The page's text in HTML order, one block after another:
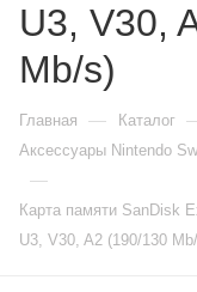
U3, V30,
Mb/s)
Главная — Каталог
Аксессуары Nintendo
—
Карта памяти SanDisk
U3, V30, A2 (190/130